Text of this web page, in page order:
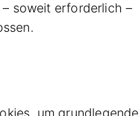
soweit erforderlich –
um grundlegende